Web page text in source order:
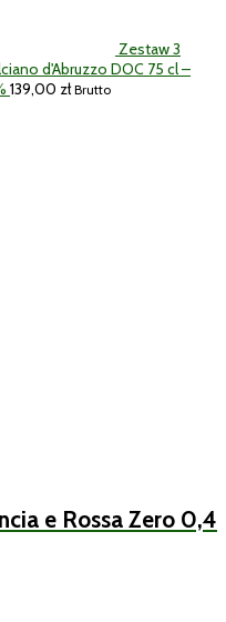
Zestaw 3
d'Abruzzo DOC 75 cl –
139,00 zł Brutto
e Rossa Zero